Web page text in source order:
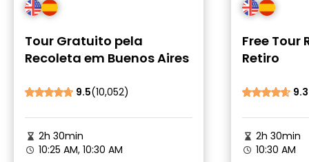
Tour Gratuito pela
Recoleta em Buenos Aires
9.5(10,052)
2h 30min
10:25 AM, 10:30 AM
Free Tour
Retiro
9.3
2h 30min
10:30 AM